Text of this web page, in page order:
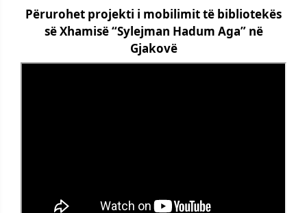
Përurohet projekti i mobilimit të bibliotekës
së Xhamisë “Sylejman Hadum Aga” në
Gjakovë